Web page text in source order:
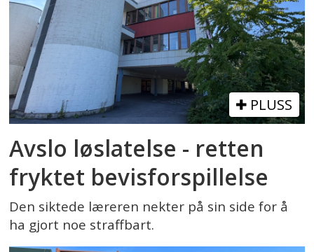
PLUSS
Avslo løslatelse - retten
fryktet bevisforspillelse
Den siktede læreren nekter på sin side for å
ha gjort noe straffbart.